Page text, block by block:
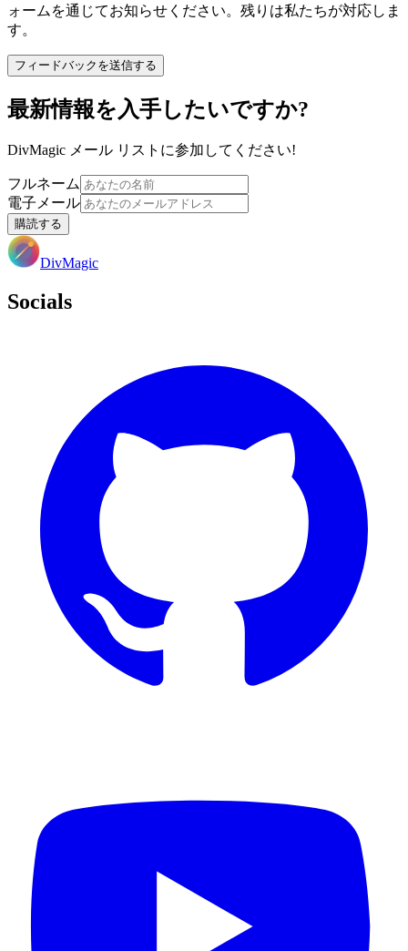
ォームを通じてお知らせください。残りは私たちが対応しま
す。
フィードバックを送信する
最新情報を入手したいですか?
DivMagic メール リストに参加してください!
フルネーム
電子メール
購読する
DivMagic
Socials